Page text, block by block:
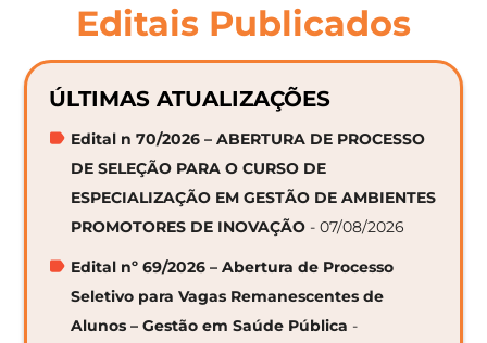
Editais Publicados
ÚLTIMAS ATUALIZAÇÕES
Edital n 70/2026 – ABERTURA DE PROCESSO
DE SELEÇÃO PARA O CURSO DE
ESPECIALIZAÇÃO EM GESTÃO DE AMBIENTES
PROMOTORES DE INOVAÇÃO - 07/08/2026
Edital nº 69/2026 – Abertura de Processo
Seletivo para Vagas Remanescentes de
Alunos – Gestão em Saúde Pública -